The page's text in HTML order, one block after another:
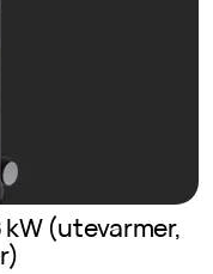
(utevarmer,